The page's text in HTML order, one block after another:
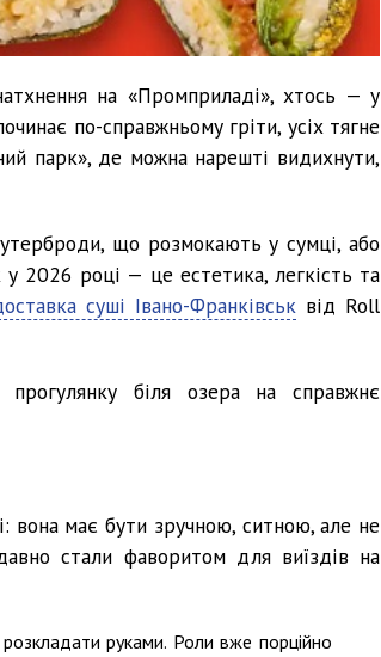
на «Промприладі», хтось — у
по-справжньому гріти, усіх тягне
парк», де можна нарешті видихнути,
що розмокають у сумці, або
2026 році — це естетика, легкість та
суші Івано-Франківськ від Roll
біля озера на справжнє
вона має бути зручною, ситною, але не
стали фаворитом для виїздів на
розкладати руками. Роли вже порційно